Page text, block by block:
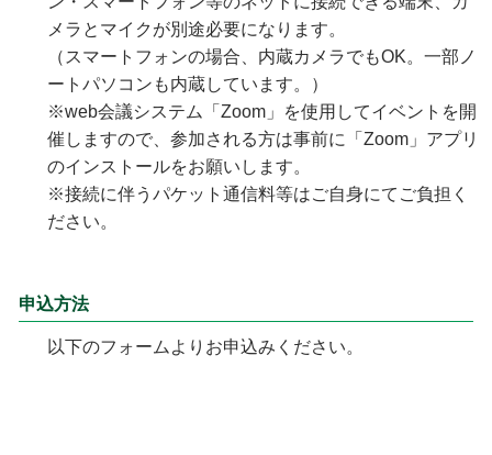
メラとマイクが別途必要になります。
（スマートフォンの場合、内蔵カメラでもOK。一部ノ
ートパソコンも内蔵しています。）
※web会議システム「Zoom」を使用してイベントを開
催しますので、参加される方は事前に「Zoom」アプリ
のインストールをお願いします。
※接続に伴うパケット通信料等はご自身にてご負担く
ださい。
申込方法
以下のフォームよりお申込みください。